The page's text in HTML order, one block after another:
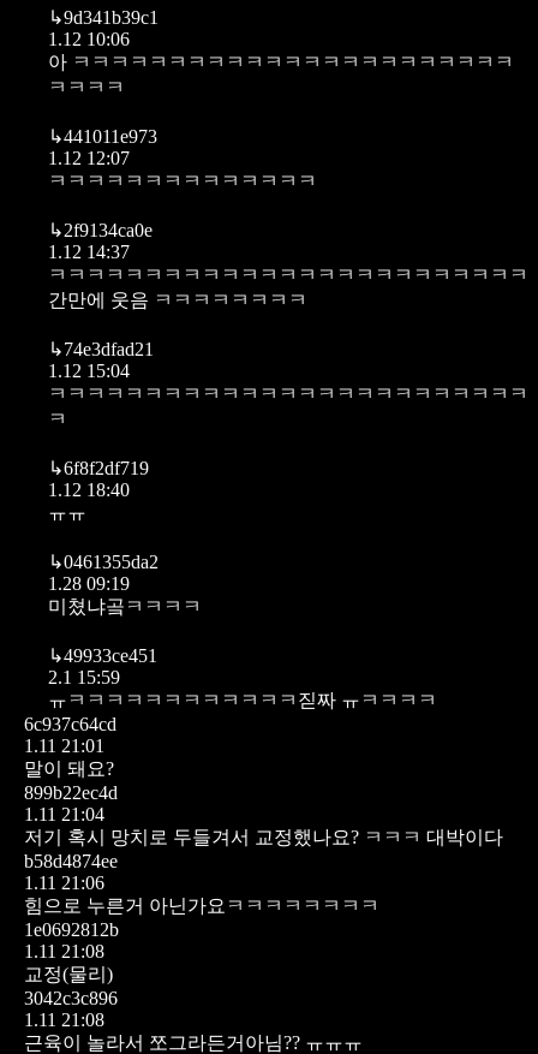
↳9d341b39c1
1.12 10:06
아 ㅋㅋㅋㅋㅋㅋㅋㅋㅋㅋㅋㅋㅋㅋㅋㅋㅋㅋㅋㅋㅋㅋㅋ
ㅋㅋㅋㅋ
↳441011e973
1.12 12:07
ㅋㅋㅋㅋㅋㅋㅋㅋㅋㅋㅋㅋㅋㅋ
↳2f9134ca0e
1.12 14:37
ㅋㅋㅋㅋㅋㅋㅋㅋㅋㅋㅋㅋㅋㅋㅋㅋㅋㅋㅋㅋㅋㅋㅋㅋㅋ
간만에 웃음 ㅋㅋㅋㅋㅋㅋㅋㅋ
↳74e3dfad21
1.12 15:04
ㅋㅋㅋㅋㅋㅋㅋㅋㅋㅋㅋㅋㅋㅋㅋㅋㅋㅋㅋㅋㅋㅋㅋㅋㅋ
ㅋ
↳6f8f2df719
1.12 18:40
ㅠㅠ
↳0461355da2
1.28 09:19
미쳤냐곸ㅋㅋㅋㅋ
↳49933ce451
2.1 15:59
ㅠㅋㅋㅋㅋㅋㅋㅋㅋㅋㅋㅋㅋ짇짜 ㅠㅋㅋㅋㅋ
6c937c64cd
1.11 21:01
말이 돼요?
899b22ec4d
1.11 21:04
저기 혹시 망치로 두들겨서 교정했나요? ㅋㅋㅋ 대박이다
b58d4874ee
1.11 21:06
힘으로 누른거 아닌가요ㅋㅋㅋㅋㅋㅋㅋㅋ
1e0692812b
1.11 21:08
교정(물리)
3042c3c896
1.11 21:08
근육이 놀라서 쪼그라든거아님?? ㅠㅠㅠ